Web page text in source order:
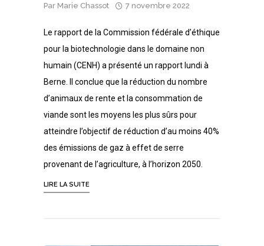
Par Marie Chassot 7 novembre 2022
Le rapport de la Commission fédérale d’éthique
pour la biotechnologie dans le domaine non
humain (CENH) a présenté un rapport lundi à
Berne. Il conclue que la réduction du nombre
d’animaux de rente et la consommation de
viande sont les moyens les plus sûrs pour
atteindre l’objectif de réduction d’au moins 40%
des émissions de gaz à effet de serre
provenant de l’agriculture, à l’horizon 2050.
LIRE LA SUITE